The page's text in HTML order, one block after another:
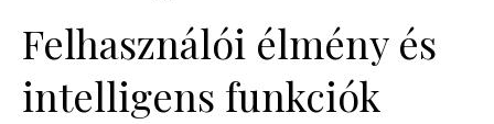
Felhasználói élmény és
intelligens funkciók